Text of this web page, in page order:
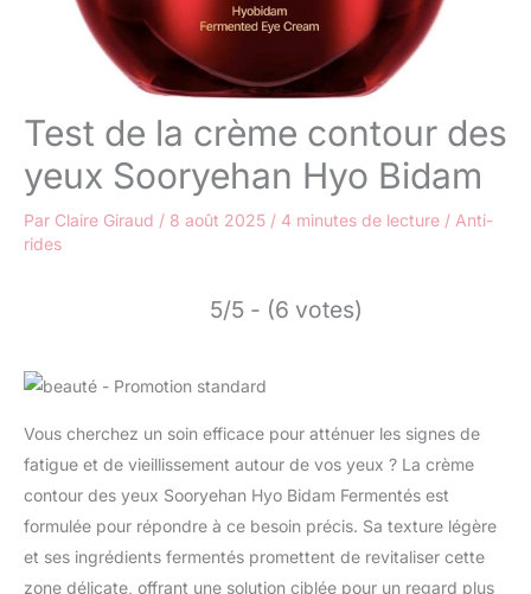
Test de la crème contour des
yeux Sooryehan Hyo Bidam
Par Claire Giraud / 8 août 2025 / 4 minutes de lecture / Anti-
rides
5/5 - (6 votes)
Vous cherchez un soin efficace pour atténuer les signes de
fatigue et de vieillissement autour de vos yeux ? La crème
contour des yeux Sooryehan Hyo Bidam Fermentés est
formulée pour répondre à ce besoin précis. Sa texture légère
et ses ingrédients fermentés promettent de revitaliser cette
zone délicate, offrant une solution ciblée pour un regard plus